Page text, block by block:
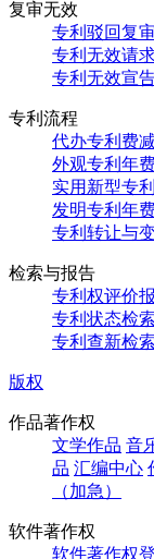
复审无效
专利驳回复审
专利无效请
专利无效宣
专利流程
代办专利费
外观专利年
实用新型专
发明专利年
专利转让与
检索与报告
专利权评价
专利状态检索
专利查新检索
版权
作品著作权
文学作品 音
品 汇编中心
（加急）
软件著作权
软件著作权